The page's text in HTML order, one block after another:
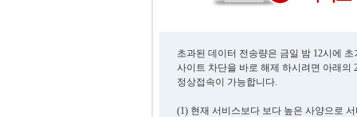
초과된 데이터 전송량은 금일 밤 12시에
사이트 차단을 바로 해제 하시려면 아래의
정상접속이 가능합니다.
(1) 현재 서비스보다 보다 높은 사양으로